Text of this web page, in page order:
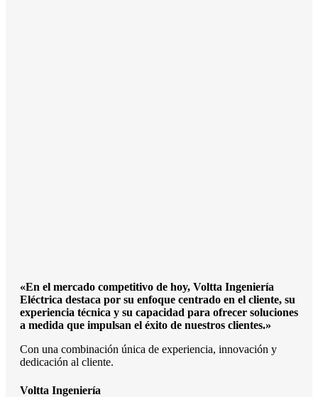
«En el mercado competitivo de hoy, Voltta Ingeniería
Eléctrica destaca por su enfoque centrado en el cliente, su
experiencia técnica y su capacidad para ofrecer soluciones
a medida que impulsan el éxito de nuestros clientes.»
Con una combinación única de experiencia, innovación y
dedicación al cliente.
Voltta Ingeniería